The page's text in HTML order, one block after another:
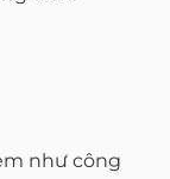
như công